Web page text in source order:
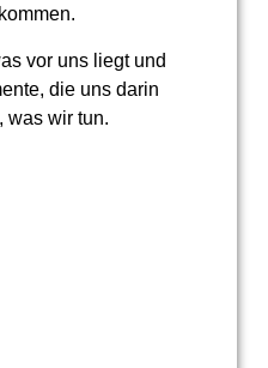
vor uns liegt und
die uns darin
was wir tun.